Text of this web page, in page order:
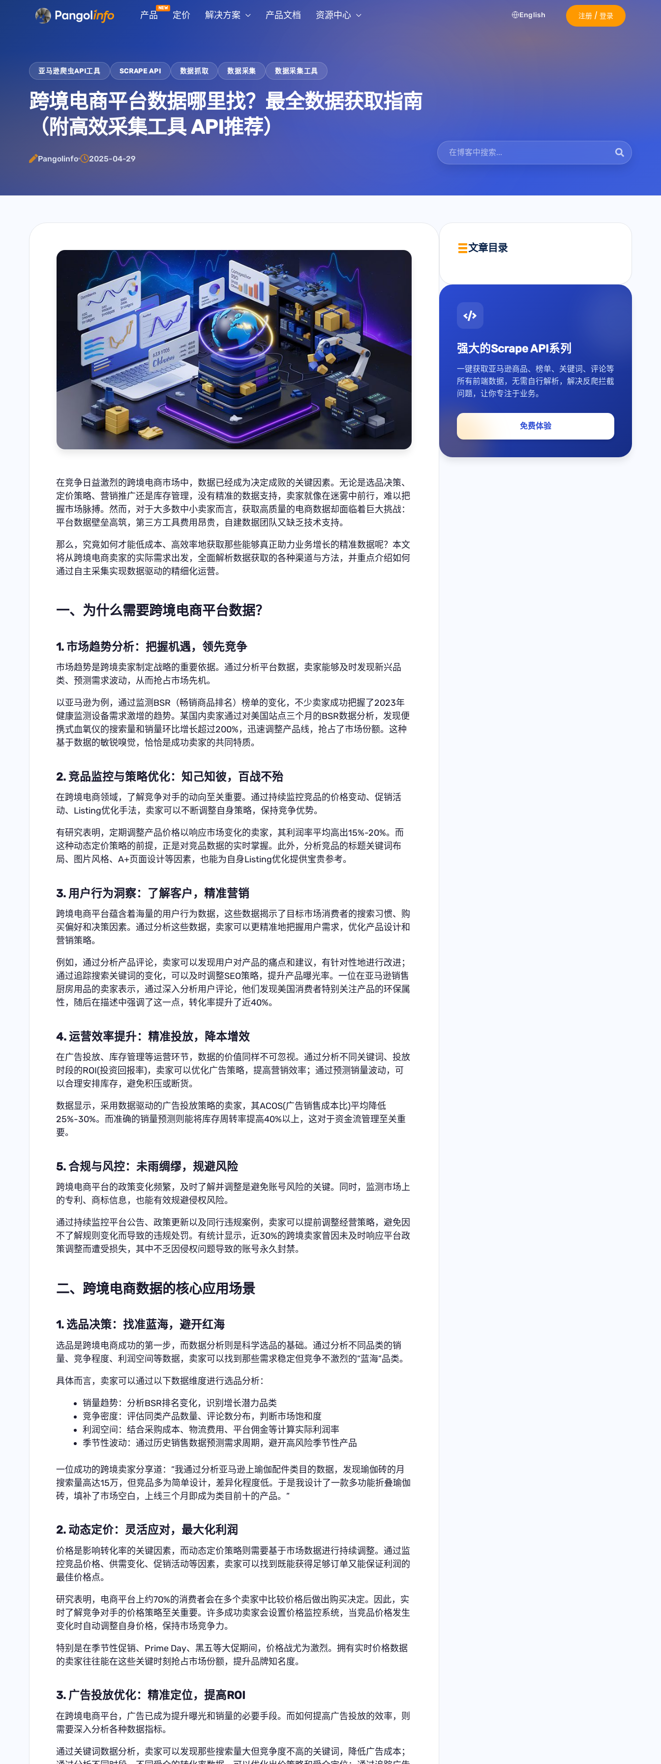
产品 定价 解决方案 产品文档 资源中心 English 注册 / 登录
亚马逊爬虫API工具 SCRAPE API 数据抓取 数据采集 数据采集工具
跨境电商平台数据哪里找？最全数据获取指南
（附高效采集工具 API推荐）
Pangolinfo 2025-04-29
在竞争日益激烈的跨境电商市场中，数据已经成为决定成败的关键因素。无论是选品决策、
定价策略、营销推广还是库存管理，没有精准的数据支持，卖家就像在迷雾中前行，难以把
握市场脉搏。然而，对于大多数中小卖家而言，获取高质量的电商数据却面临着巨大挑战：
平台数据壁垒高筑，第三方工具费用昂贵，自建数据团队又缺乏技术支持。
那么，究竟如何才能低成本、高效率地获取那些能够真正助力业务增长的精准数据呢？本文
将从跨境电商卖家的实际需求出发，全面解析数据获取的各种渠道与方法，并重点介绍如何
通过自主采集实现数据驱动的精细化运营。
一、为什么需要跨境电商平台数据？
1. 市场趋势分析：把握机遇，领先竞争
市场趋势是跨境卖家制定战略的重要依据。通过分析平台数据，卖家能够及时发现新兴品
类、预测需求波动，从而抢占市场先机。
以亚马逊为例，通过监测BSR（畅销商品排名）榜单的变化，不少卖家成功把握了2023年
健康监测设备需求激增的趋势。某国内卖家通过对美国站点三个月的BSR数据分析，发现便
携式血氧仪的搜索量和销量环比增长超过200%，迅速调整产品线，抢占了市场份额。这种
基于数据的敏锐嗅觉，恰恰是成功卖家的共同特质。
2. 竞品监控与策略优化：知己知彼，百战不殆
在跨境电商领域，了解竞争对手的动向至关重要。通过持续监控竞品的价格变动、促销活
动、Listing优化手法，卖家可以不断调整自身策略，保持竞争优势。
有研究表明，定期调整产品价格以响应市场变化的卖家，其利润率平均高出15%-20%。而
这种动态定价策略的前提，正是对竞品数据的实时掌握。此外，分析竞品的标题关键词布
局、图片风格、A+页面设计等因素，也能为自身Listing优化提供宝贵参考。
3. 用户行为洞察：了解客户，精准营销
跨境电商平台蕴含着海量的用户行为数据，这些数据揭示了目标市场消费者的搜索习惯、购
买偏好和决策因素。通过分析这些数据，卖家可以更精准地把握用户需求，优化产品设计和
营销策略。
例如，通过分析产品评论，卖家可以发现用户对产品的痛点和建议，有针对性地进行改进；
通过追踪搜索关键词的变化，可以及时调整SEO策略，提升产品曝光率。一位在亚马逊销售
厨房用品的卖家表示，通过深入分析用户评论，他们发现美国消费者特别关注产品的环保属
性，随后在描述中强调了这一点，转化率提升了近40%。
4. 运营效率提升：精准投放，降本增效
在广告投放、库存管理等运营环节，数据的价值同样不可忽视。通过分析不同关键词、投放
时段的ROI(投资回报率)，卖家可以优化广告策略，提高营销效率；通过预测销量波动，可
以合理安排库存，避免积压或断货。
数据显示，采用数据驱动的广告投放策略的卖家，其ACOS(广告销售成本比)平均降低
25%-30%。而准确的销量预测则能将库存周转率提高40%以上，这对于资金流管理至关重
要。
5. 合规与风控：未雨绸缪，规避风险
跨境电商平台的政策变化频繁，及时了解并调整是避免账号风险的关键。同时，监测市场上
的专利、商标信息，也能有效规避侵权风险。
通过持续监控平台公告、政策更新以及同行违规案例，卖家可以提前调整经营策略，避免因
不了解规则变化而导致的违规处罚。有统计显示，近30%的跨境卖家曾因未及时响应平台政
策调整而遭受损失，其中不乏因侵权问题导致的账号永久封禁。
二、跨境电商数据的核心应用场景
1. 选品决策：找准蓝海，避开红海
选品是跨境电商成功的第一步，而数据分析则是科学选品的基础。通过分析不同品类的销
量、竞争程度、利润空间等数据，卖家可以找到那些需求稳定但竞争不激烈的”蓝海”品类。
具体而言，卖家可以通过以下数据维度进行选品分析：
销量趋势：分析BSR排名变化，识别增长潜力品类
竞争密度：评估同类产品数量、评论数分布，判断市场饱和度
利润空间：结合采购成本、物流费用、平台佣金等计算实际利润率
季节性波动：通过历史销售数据预测需求周期，避开高风险季节性产品
一位成功的跨境卖家分享道：”我通过分析亚马逊上瑜伽配件类目的数据，发现瑜伽砖的月
搜索量高达15万，但竞品多为简单设计，差异化程度低。于是我设计了一款多功能折叠瑜伽
砖，填补了市场空白，上线三个月即成为类目前十的产品。”
2. 动态定价：灵活应对，最大化利润
价格是影响转化率的关键因素，而动态定价策略则需要基于市场数据进行持续调整。通过监
控竞品价格、供需变化、促销活动等因素，卖家可以找到既能获得足够订单又能保证利润的
最佳价格点。
研究表明，电商平台上约70%的消费者会在多个卖家中比较价格后做出购买决定。因此，实
时了解竞争对手的价格策略至关重要。许多成功卖家会设置价格监控系统，当竞品价格发生
变化时自动调整自身价格，保持市场竞争力。
特别是在季节性促销、Prime Day、黑五等大促期间，价格战尤为激烈。拥有实时价格数据
的卖家往往能在这些关键时刻抢占市场份额，提升品牌知名度。
3. 广告投放优化：精准定位，提高ROI
在跨境电商平台，广告已成为提升曝光和销量的必要手段。而如何提高广告投放的效率，则
需要深入分析各种数据指标。
通过关键词数据分析，卖家可以发现那些搜索量大但竞争度不高的关键词，降低广告成本；
文章目录
强大的Scrape API系列
一键获取亚马逊商品、榜单、关键词、评论等
所有前端数据，无需自行解析，解决反爬拦截
问题，让你专注于业务。
免费体验